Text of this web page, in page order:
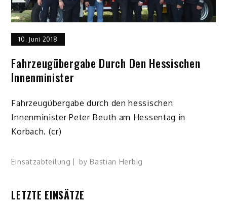
10. Juni 2018
Fahrzeugübergabe Durch Den Hessischen
Innenminister
Fahrzeugübergabe durch den hessischen
Innenminister Peter Beuth am Hessentag in
Korbach. (cr)
Einsatzabteilung by Bastian Herbig
LETZTE EINSÄTZE